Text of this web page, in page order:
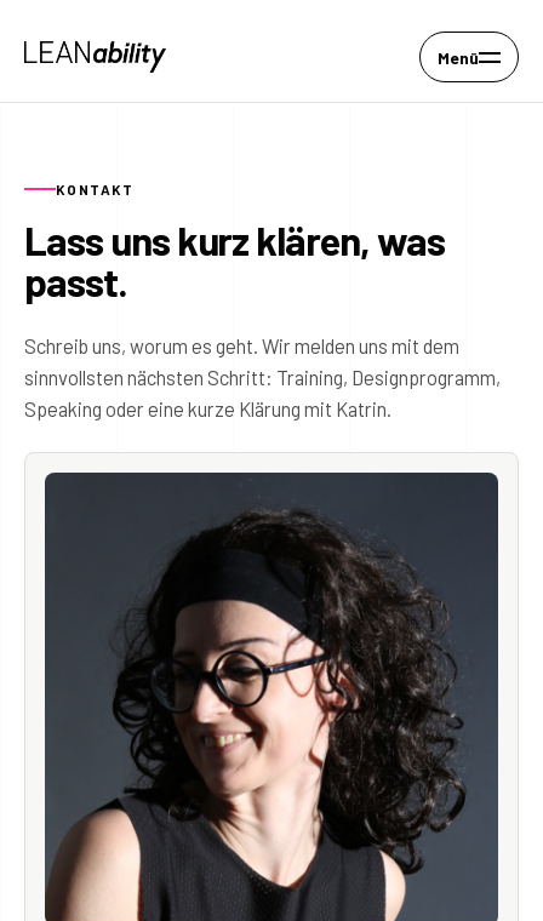
Menü
KONTAKT
Lass uns kurz klären, was
passt.
Schreib uns, worum es geht. Wir melden uns mit dem
sinnvollsten nächsten Schritt: Training, Designprogramm,
Speaking oder eine kurze Klärung mit Katrin.